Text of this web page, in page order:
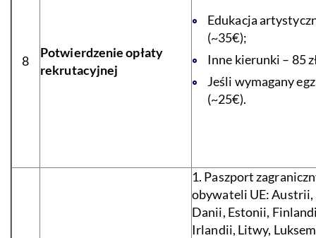
8
Potwierdzenie opłaty
rekrutacyjnej
Edukacja
(~35€);
Inne kierunki – 85
Jeśli wymagany
(~25€).
1. Paszport
obywateli UE: Austrii,
Danii, Estonii,
Irlandii, Litwy,